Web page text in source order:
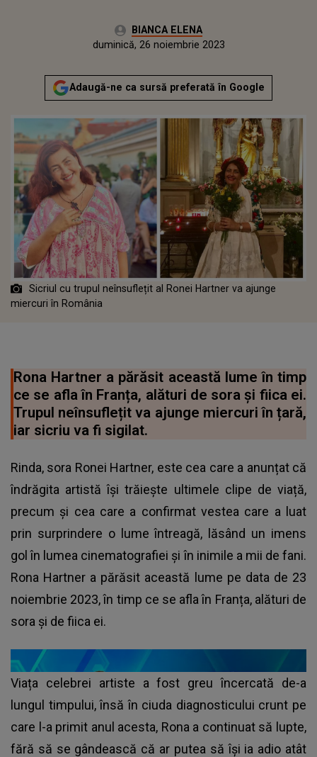
Autor:BIANCA ELENA
Publicat:
duminică, 26 noiembrie 2023
Adaugă-ne ca sursă preferată în Google
Sicriul cu trupul neînsuflețit al Ronei Hartner va ajunge
miercuri în România
Rona Hartner a părăsit această lume în timp
ce se afla în Franța, alături de sora și fiica ei.
Trupul neînsuflețit va ajunge miercuri în țară,
iar sicriu va fi sigilat.
Rinda, sora Ronei Hartner, este cea care a anunțat că
îndrăgita artistă își trăiește ultimele clipe de viață,
precum și cea care a confirmat vestea care a luat
prin surprindere o lume întreagă, lăsând un imens
gol în lumea cinematografiei și în inimile a mii de fani.
Rona Hartner a părăsit această lume pe data de 23
noiembrie 2023, în timp ce se afla în Franța, alături de
sora și de fiica ei.
Viața celebrei artiste a fost greu încercată de-a
lungul timpului, însă în ciuda diagnosticului crunt pe
care l-a primit anul acesta, Rona a continuat să lupte,
fără să se gândească că ar putea să își ia adio atât